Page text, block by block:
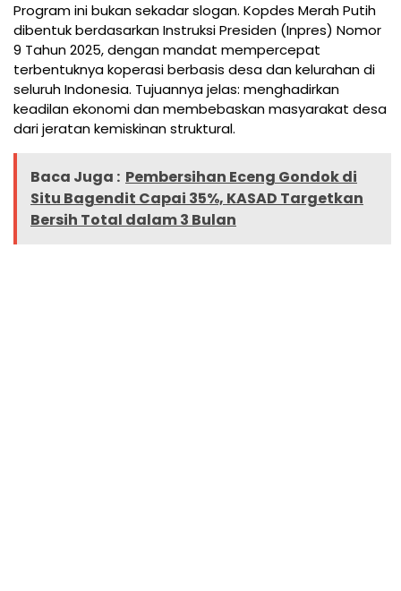
Program ini bukan sekadar slogan. Kopdes Merah Putih
dibentuk berdasarkan Instruksi Presiden (Inpres) Nomor
9 Tahun 2025, dengan mandat mempercepat
terbentuknya koperasi berbasis desa dan kelurahan di
seluruh Indonesia. Tujuannya jelas: menghadirkan
keadilan ekonomi dan membebaskan masyarakat desa
dari jeratan kemiskinan struktural.
Baca Juga : Pembersihan Eceng Gondok di
Situ Bagendit Capai 35%, KASAD Targetkan
Bersih Total dalam 3 Bulan